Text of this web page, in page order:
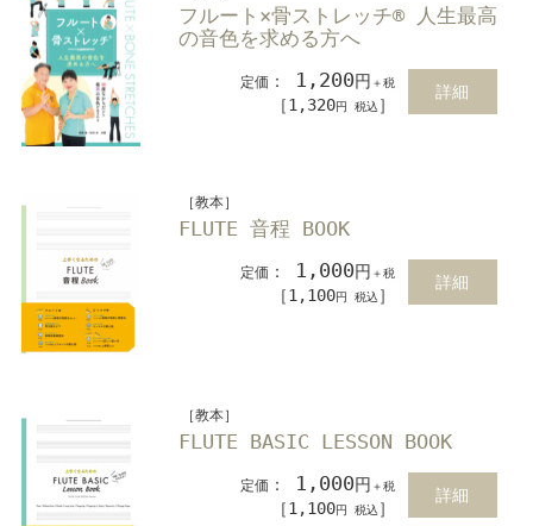
フルート×骨ストレッチ® 人生最高
の音色を求める方へ
定価 ： 1,200円 ＋税
［1,320円 税込 ］
詳細
［教本］
FLUTE 音程 BOOK
定価 ： 1,000円 ＋税
［1,100円 税込 ］
詳細
［教本］
FLUTE BASIC LESSON BOOK
定価 ： 1,000円 ＋税
［1,100円 税込 ］
詳細